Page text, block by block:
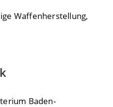
Waffenherstellung,
Baden-